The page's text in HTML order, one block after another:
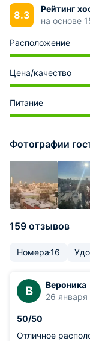
8.3
Рейтинг
на основе
Расположение
Цена/качество
Питание
Фотографии
159 отзывов
Номера16
В
Вероника
26 января
50/50
Отличное